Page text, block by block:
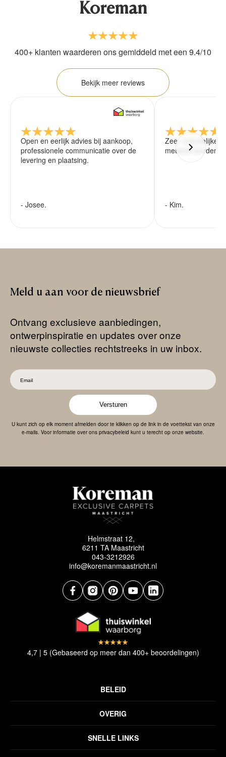
Koreman
400+ klanten waarderen ons gemiddeld met een 9.4/10
Bekijk meer reviews
Open en eerlijk advies bij aankoop,
professionele communicatie over de
levering en plaatsing.
- Josee.
Zeer vriendelijke
meubels worden
- Kim.
Meld u aan voor de nieuwsbrief
Ontvang exclusieve aanbiedingen,
ontwerpinspiratie en updates over onze
nieuwste collecties rechtstreeks in uw inbox.
Versturen
U kunt zich op elk moment afmelden door te klikken op de link in de voettekst van onze
e-mails. Voor informatie over ons privacybeleid kunt u terecht op onze website.
Helmstraat 12,
6211 TA Maastricht
043-3212926
info@koremanmaastricht.nl
SNELLE LINKS
OVERIG
Inspiratie
BELEID
Disclaimer
Verzendbeleid
4,7 | 5 (Gebaseerd op meer dan 400+ beoordelingen)